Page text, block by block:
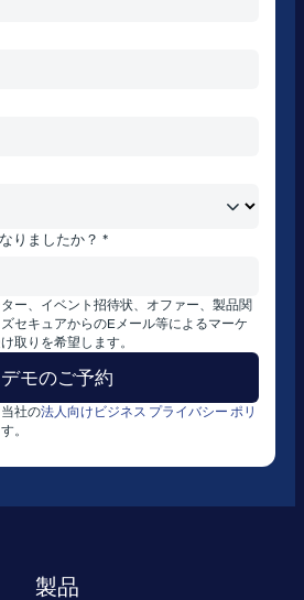
りましたか？ *
ー、イベント招待状、オファー、製品関
セキュアからのEメール等によるマーケ
取りを希望します。
社の法人向けビジネス プライバシー ポリ
。
製品